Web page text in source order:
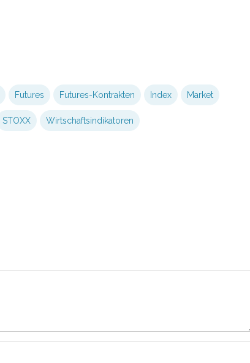
Futures Futures-Kontrakten Index Market
STOXX Wirtschaftsindikatoren